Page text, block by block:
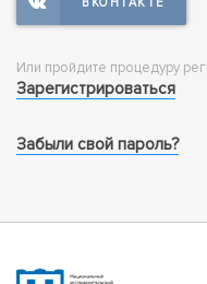
Или пройдите процедуру
Зарегистрироваться
Забыли свой пароль?